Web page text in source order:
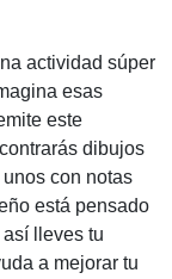
actividad súper
esas
este
dibujos
con notas
está pensado
lleves tu
a mejorar tu